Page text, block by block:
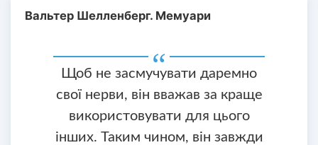
Вальтер Шелленберг. Мемуари
Щоб не засмучувати даремно
свої нерви, він вважав за краще
використовувати для цього
інших. Таким чином, він завжди